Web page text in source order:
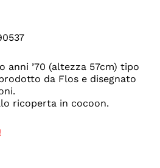
anni ’70 (altezza 57cm) tipo
da Flos e disegnato
ricoperta in cocoon.